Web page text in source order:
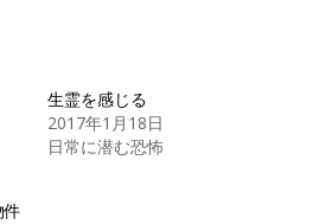
生霊を感じる
2017年1月18日
日常に潜む恐怖
件